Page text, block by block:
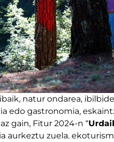
natur ondarea,
edo gastronomia,
gain, Fitur 2024-n “
aurkeztu zuela.